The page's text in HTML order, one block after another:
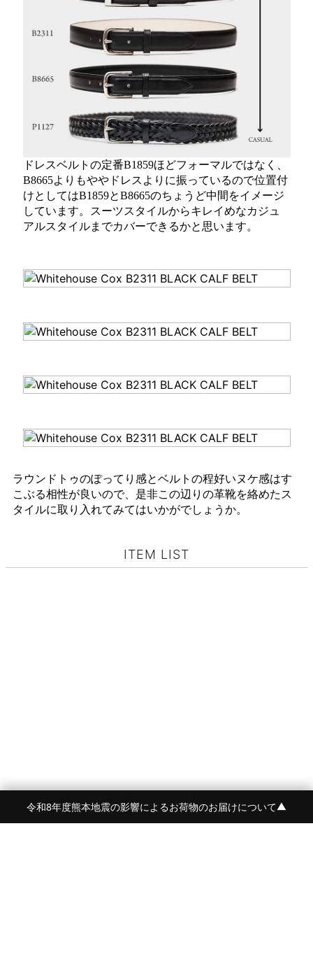
ドレスベルトの定番B1859ほどフォーマルではなく、
B8665よりもややドレスよりに振っているので位置付
けとしてはB1859とB8665のちょうど中間をイメージ
しています。スーツスタイルからキレイめなカジュ
アルスタイルまでカバーできるかと思います。
ラウンドトゥのぽってり感とベルトの程好いヌケ感はす
こぶる相性が良いので、是非この辺りの革靴を絡めたス
タイルに取り入れてみてはいかがでしょうか。
ITEM LIST
令和8年度熊本地震の影響によるお荷物のお届けについて▼